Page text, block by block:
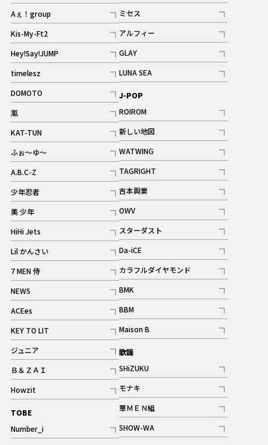
記事
Aぇ！group
記事
Kis-My-Ft2
記事
ギャラリー
Hey!Say!JUMP
記事
timelesz
記事
DOMOTO
記事
嵐
記事
KAT-TUN
記事
ふぉ～ゆ～
記事
A.B.C-Z
記事
ギャラリー
少年忍者
記事
美 少年
記事
HiHi Jets
記事
Lil かんさい
記事
7 MEN 侍
記事
NEWS
記事
ACEes
記事
KEY TO LIT
記事
ジュニア
記事
Ｂ＆ＺＡＩ
記事
Howzit
記事
TOBE
Number_i
記事
記事
ミセス
記事
アルフィー
記事
GLAY
記事
LUNA SEA
記事
J-POP
ROIROM
記事
新しい地図
記事
WATWING
記事
TAGRIGHT
記事
吉本興業
記事
OWV
記事
ギャラリー
スターダスト
記事
Da-iCE
記事
カラフルダイヤモンド
記事
BMK
記事
BBM
記事
ギャラリー
Maison B
記事
歌謡
SHiZUKU
記事
モナキ
記事
華ＭＥＮ組
記事
SHOW-WA
記事